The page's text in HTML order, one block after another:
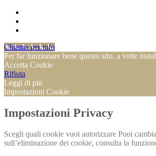
Chiama per info
Per far funzionare bene questo sito, a volte
Accetta Cookie
Rifiuta
Leggi di più
Impostazioni Cookie
Impostazioni Privacy
Scegli quali cookie vuoi autorizzare Puoi
sull’eliminazione dei cookie, consulta la